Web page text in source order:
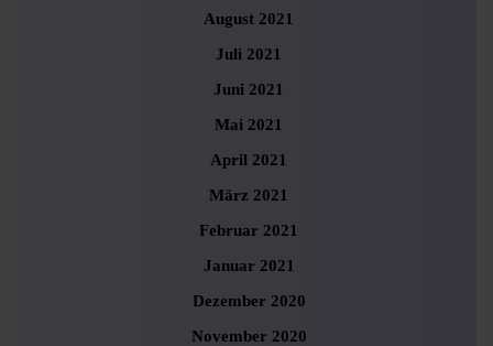
August 2021
Juli 2021
Juni 2021
Mai 2021
April 2021
März 2021
Februar 2021
Januar 2021
Dezember 2020
November 2020